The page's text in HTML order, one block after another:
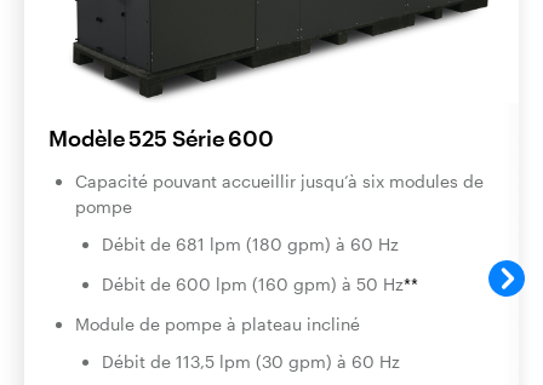
Modèle 525 Série 600
Capacité pouvant accueillir jusqu’à six modules de
pompe
Débit de 681 lpm (180 gpm) à 60 Hz
Débit de 600 lpm (160 gpm) à 50 Hz**
Module de pompe à plateau incliné
Débit de 113,5 lpm (30 gpm) à 60 Hz